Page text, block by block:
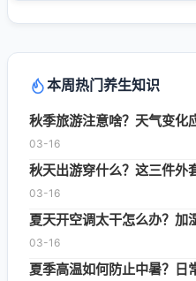
本周热门养生知识
秋季旅游注意啥？天气变化
03-16
秋天出游穿什么？这三件外
03-16
夏天开空调太干怎么办？加
03-16
夏季高温如何防止中暑？日